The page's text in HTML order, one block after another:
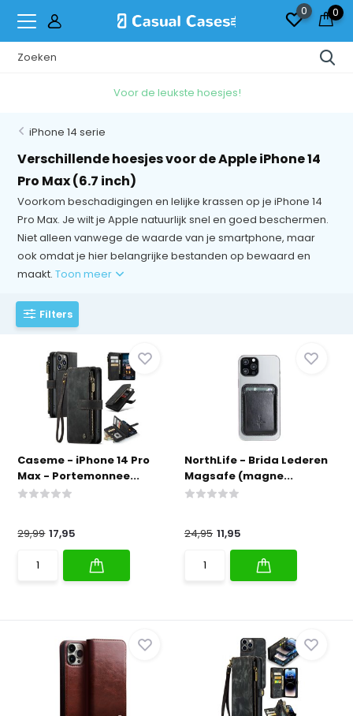
0 0
Voor de leukste hoesjes!
iPhone 14 serie
Verschillende hoesjes voor de Apple iPhone 14
Pro Max (6.7 inch)
Voorkom beschadigingen en lelijke krassen op je iPhone 14
Pro Max. Je wilt je Apple natuurlijk snel en goed beschermen.
Niet alleen vanwege de waarde van je smartphone, maar
ook omdat je hier belangrijke bestanden op bewaard en
maakt.Toon meer
Filters
Caseme - iPhone 14 Pro
Max - Portemonnee...
29,99 17,95
NorthLife - Brida Lederen
Magsafe (magne...
24,95 11,95